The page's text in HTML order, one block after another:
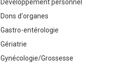
Développement personnel
Dons d'organes
Gastro-entérologie
Gériatrie
Gynécologie/Grossesse